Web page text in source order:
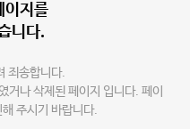
이지를
니다.
죄송합니다.
거나 삭제된 페이지 입니다. 페이
주시기 바랍니다.